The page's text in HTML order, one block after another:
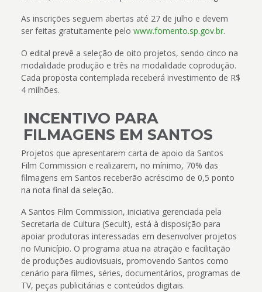
As inscrições seguem abertas até 27 de julho e devem
ser feitas gratuitamente pelo www.fomento.sp.gov.br.
O edital prevê a seleção de oito projetos, sendo cinco na
modalidade produção e três na modalidade coprodução.
Cada proposta contemplada receberá investimento de R$
4 milhões.
INCENTIVO PARA
FILMAGENS EM SANTOS
Projetos que apresentarem carta de apoio da Santos
Film Commission e realizarem, no mínimo, 70% das
filmagens em Santos receberão acréscimo de 0,5 ponto
na nota final da seleção.
A Santos Film Commission, iniciativa gerenciada pela
Secretaria de Cultura (Secult), está à disposição para
apoiar produtoras interessadas em desenvolver projetos
no Município. O programa atua na atração e facilitação
de produções audiovisuais, promovendo Santos como
cenário para filmes, séries, documentários, programas de
TV, peças publicitárias e conteúdos digitais.